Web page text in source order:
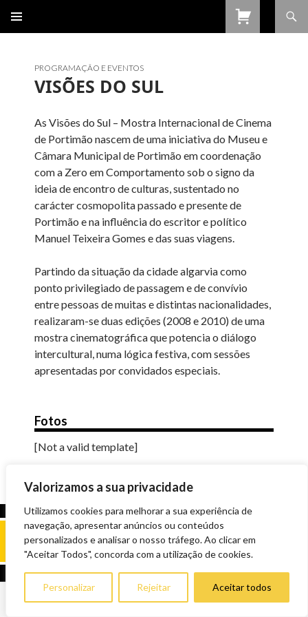
Valorizamos a sua privacidade
Utilizamos cookies para melhorar a sua experiência de
navegação, apresentar anúncios ou conteúdos
personalizados e analisar o nosso tráfego. Ao clicar em
"Aceitar Todos", concorda com a utilização de cookies.
Personalizar Rejeitar Aceitar todos
CONTEÚDO
PROGRAMAÇÃO E EVENTOS
VISÕES DO SUL
As Visões do Sul – Mostra Internacional de Cinema
de Portimão nascem de uma iniciativa do Museu e
Câmara Municipal de Portimão em coordenação
com a Zero em Comportamento sob o signo da
ideia de encontro de culturas, sustentado no
carácter cosmopolita passado e presente de
Portimão e na influência do escritor e político
Manuel Teixeira Gomes e das suas viagens.
Partindo da situação da cidade algarvia como
ponto privilegiado de passagem e de convívio
entre pessoas de muitas e distintas nacionalidades,
realizaram-se duas edições (2008 e 2010) de uma
mostra cinematográfica que potencia o diálogo
intercultural, numa lógica festiva, com sessões
apresentadas por convidados especiais.
Fotos
[Not a valid template]